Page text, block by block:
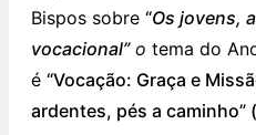
Bispos sobre “Os jovens,
vocacional”o tema do
é “Vocação: Graça e
ardentes, pés a caminho” (